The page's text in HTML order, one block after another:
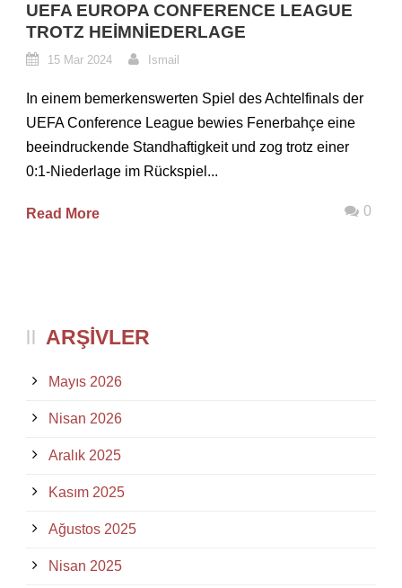
UEFA EUROPA CONFERENCE LEAGUE
TROTZ HEIMNIEDERLAGE
15 Mar 2024 Ismail
In einem bemerkenswerten Spiel des Achtelfinals der
UEFA Conference League bewies Fenerbahçe eine
beeindruckende Standhaftigkeit und zog trotz einer
0:1-Niederlage im Rückspiel...
Read More 0
ARŞIVLER
Mayıs 2026
Nisan 2026
Aralık 2025
Kasım 2025
Ağustos 2025
Nisan 2025